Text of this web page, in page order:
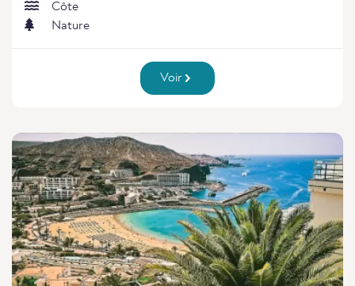
Côte
Nature
Voir